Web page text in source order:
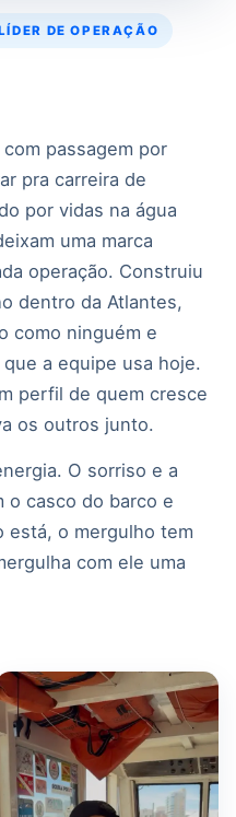
DE OPERAÇÃO
passagem por
pra carreira de
por vidas na água
uma marca
operação. Construiu
dentro da Atlantes,
como ninguém e
a equipe usa hoje.
perfil de quem cresce
os outros junto.
O sorriso e a
o casco do barco e
está, o mergulho tem
com ele uma